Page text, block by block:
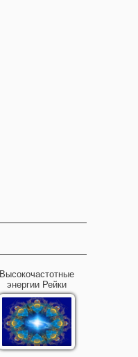
Высокочастотные
энергии Рейки